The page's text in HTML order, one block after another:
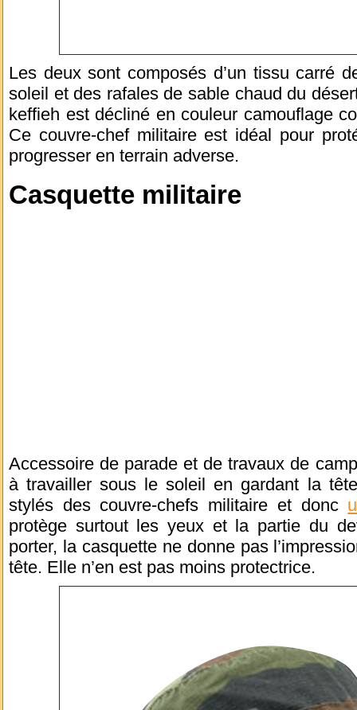
Les deux sont composés d’un tissu carré
soleil et des rafales de sable chaud du
keffieh est décliné en couleur camouflage
Ce couvre-chef militaire est idéal pour
progresser en terrain adverse.
Casquette militaire
Accessoire de parade et de travaux de
à travailler sous le soleil en gardant la
stylés des couvre-chefs militaire et donc
protège surtout les yeux et la partie du
porter, la casquette ne donne pas
tête. Elle n’en est pas moins protectrice.